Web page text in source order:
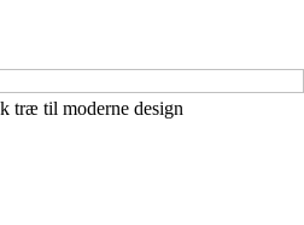
træ til moderne design